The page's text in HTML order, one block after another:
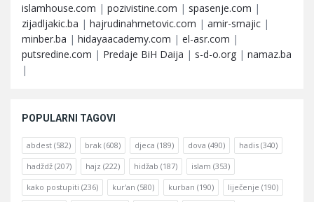
islamhouse.com | pozivistine.com | spasenje.com |
zijadljakic.ba | hajrudinahmetovic.com | amir-smajic |
minber.ba | hidayaacademy.com | el-asr.com |
putsredine.com | Predaje BiH Daija | s-d-o.org | namaz.ba
|
POPULARNI TAGOVI
abdest (582) brak (608) djeca (189) dova (490) hadis (340)
hadždž (207) hajz (222) hidžab (187) islam (353)
kako postupiti (236) kur'an (580) kurban (190) liječenje (190)